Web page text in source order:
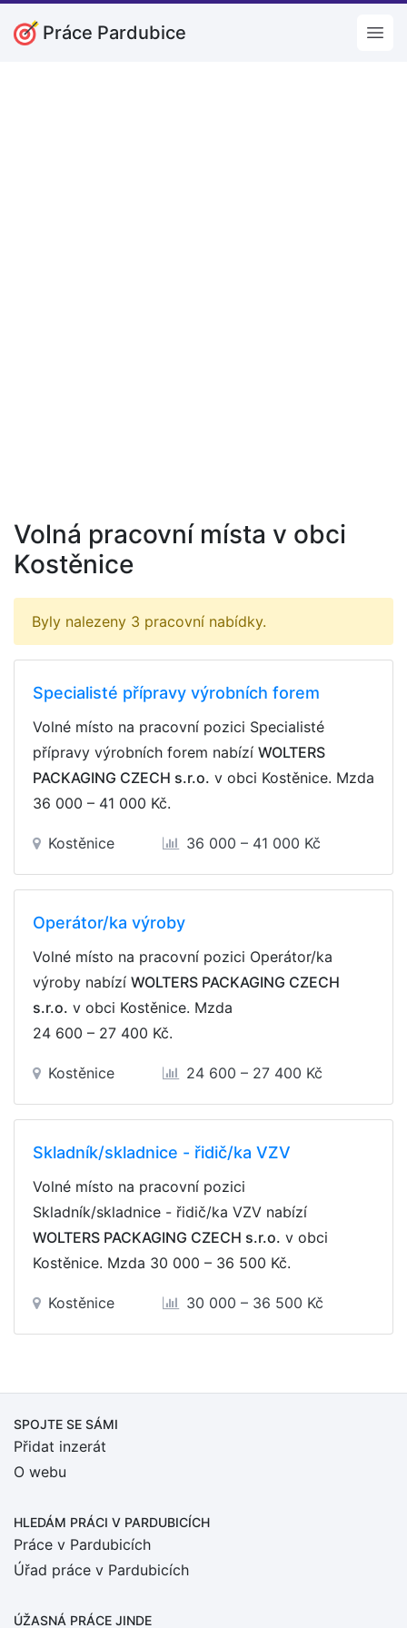
Práce Pardubice
Volná pracovní místa v obci
Kostěnice
Byly nalezeny 3 pracovní nabídky.
Specialisté přípravy výrobních forem
Volné místo na pracovní pozici Specialisté
přípravy výrobních forem nabízí WOLTERS
PACKAGING CZECH s.r.o. v obci Kostěnice. Mzda
36 000 – 41 000 Kč.
Kostěnice 36 000 – 41 000 Kč
Operátor/ka výroby
Volné místo na pracovní pozici Operátor/ka
výroby nabízí WOLTERS PACKAGING CZECH
s.r.o. v obci Kostěnice. Mzda
24 600 – 27 400 Kč.
Kostěnice 24 600 – 27 400 Kč
Skladník/skladnice - řidič/ka VZV
Volné místo na pracovní pozici
Skladník/skladnice - řidič/ka VZV nabízí
WOLTERS PACKAGING CZECH s.r.o. v obci
Kostěnice. Mzda 30 000 – 36 500 Kč.
Kostěnice 30 000 – 36 500 Kč
SPOJTE SE SÁMI
Přidat inzerát
O webu
HLEDÁM PRÁCI V PARDUBICÍCH
Práce v Pardubicích
Úřad práce v Pardubicích
ÚŽASNÁ PRÁCE JINDE